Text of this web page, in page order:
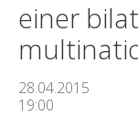
einer
28.04.2015
19:00